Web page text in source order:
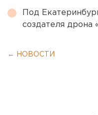
Под
создателя дрона
← НОВОСТИ